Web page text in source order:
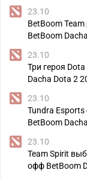
23.10
BetBoom
BetBoom
23.10
Три героя
Dacha Dota 2
23.10
Tundra
BetBoom
23.10
Team Spirit
офф BetBoom